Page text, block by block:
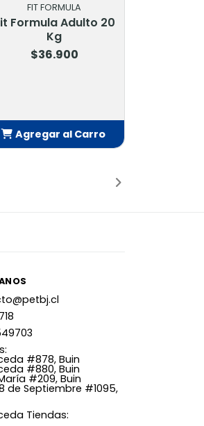
FIT FORMULA
Formula Adulto 20
Kg
$36.900
Agregar al Carro
#878, Buin
#880, Buin
#209, Buin
de Septiembre #1095,
Tiendas: